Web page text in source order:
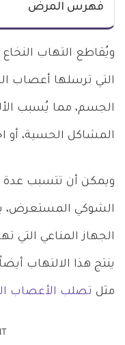
فهرس المرض
ويُقاطع التهاب
التي ترسلها أعصاب
الجسم، مما يُسبب
المشاكل الحسية، أو
ويمكن أن تتسبب عدة
الشوكي المستعرض،
الجهاز المناعي
ينتج هذا الالتهاب
مثل تصلب الأعصاب